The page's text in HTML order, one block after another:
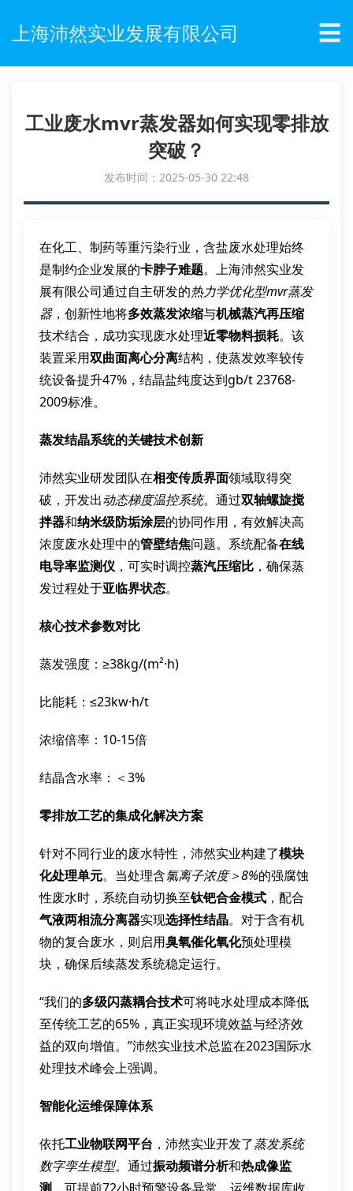
上海沛然实业发展有限公司 ☰
工业废水mvr蒸发器如何实现零排放
突破？
发布时间：2025-05-30 22:48
在化工、制药等重污染行业，含盐废水处理始终
是制约企业发展的卡脖子难题。上海沛然实业发
展有限公司通过自主研发的热力学优化型mvr蒸发
器，创新性地将多效蒸发浓缩与机械蒸汽再压缩
技术结合，成功实现废水处理近零物料损耗。该
装置采用双曲面离心分离结构，使蒸发效率较传
统设备提升47%，结晶盐纯度达到gb/t 23768-
2009标准。
蒸发结晶系统的关键技术创新
沛然实业研发团队在相变传质界面领域取得突
破，开发出动态梯度温控系统。通过双轴螺旋搅
拌器和纳米级防垢涂层的协同作用，有效解决高
浓度废水处理中的管壁结焦问题。系统配备在线
电导率监测仪 ，可实时调控蒸汽压缩比 ，确保蒸
发过程处于亚临界状态。
核心技术参数对比
蒸发强度：≥38kg/(m²·h)
比能耗：≤23kw·h/t
浓缩倍率：10-15倍
结晶含水率：＜3%
零排放工艺的集成化解决方案
针对不同行业的废水特性，沛然实业构建了模块
化处理单元。当处理含氯离子浓度＞8%的强腐蚀
性废水时，系统自动切换至钛钯合金模式 ，配合
气液两相流分离器实现选择性结晶。对于含有机
物的复合废水，则启用臭氧催化氧化预处理模
块，确保后续蒸发系统稳定运行。
“我们的多级闪蒸耦合技术可将吨水处理成本降低
至传统工艺的65%，真正实现环境效益与经济效
益的双向增值。”沛然实业技术总监在2023国际水
处理技术峰会上强调。
智能化运维保障体系
依托工业物联网平台 ，沛然实业开发了蒸发系统
数字孪生模型。通过振动频谱分析和热成像监